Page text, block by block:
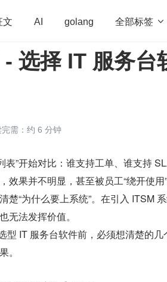
文 AI golang 全部标签 
学习方法 Web3.0 高
选择 IT 服务台
完需：约 6 分钟
”开始对比：谁支持工单、谁支持
果并不明显，甚至被员工“绕开使用
“为什么要上系统”。在引入 ITSM
无法发挥价值。
型 IT 服务台软件前，必须想清楚的几
。